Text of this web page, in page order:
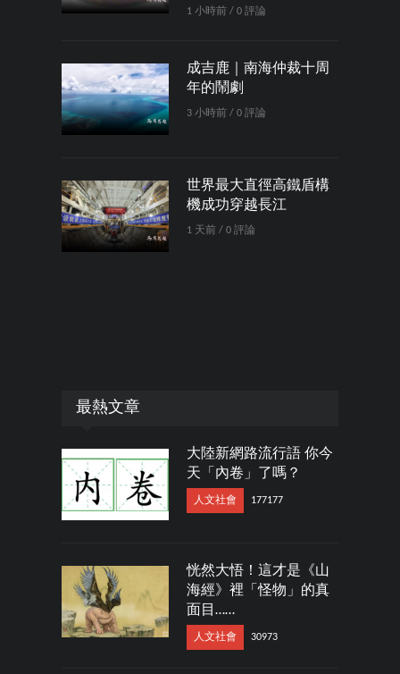
1 小時前 / 0 評論
成吉鹿｜南海仲裁十周
年的鬧劇
3 小時前 / 0 評論
世界最大直徑高鐵盾構
機成功穿越長江
1 天前 / 0 評論
最熱文章
大陸新網路流行語 你今
天「內卷」了嗎？
人文社會 177177
恍然大悟！這才是《山
海經》裡「怪物」的真
面目……
人文社會 30973